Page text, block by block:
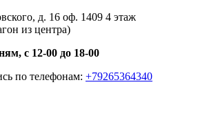
д. 16 оф. 1409 4 этаж
из центра)
с 12-00 до 18-00
по телефонам: +79265364340